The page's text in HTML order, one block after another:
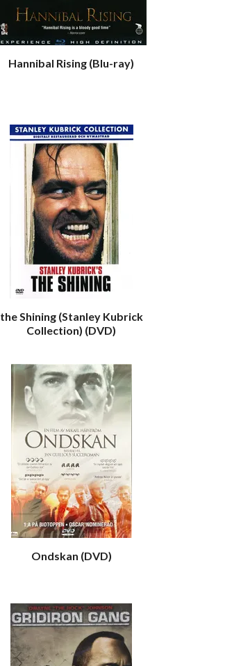
Hannibal Rising (Blu-ray)
the Shining (Stanley Kubrick
Collection) (DVD)
Ondskan (DVD)